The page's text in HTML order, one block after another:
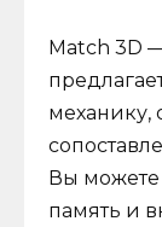
Match 3D
механику,
Вы можете
память и